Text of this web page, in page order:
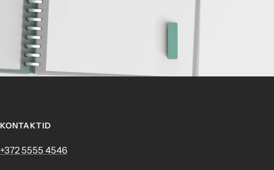
KONTAKTID
+372 ‎5555 4546